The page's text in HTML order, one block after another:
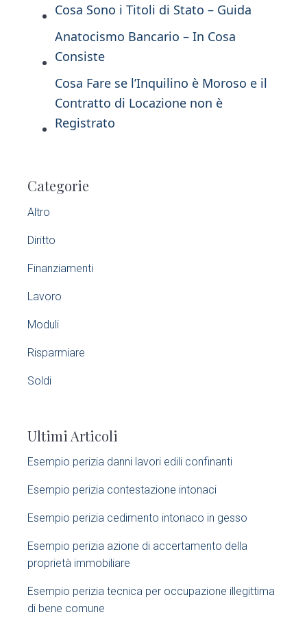
Cosa Sono i Titoli di Stato – Guida
Anatocismo Bancario – In Cosa
Consiste
Cosa Fare se l’Inquilino è Moroso e il
Contratto di Locazione non è
Registrato
m
a
S
d
e
a
Categorie
Altro
Diritto
Finanziamenti
Lavoro
Moduli
Risparmiare
Soldi
Ultimi Articoli
Esempio perizia danni lavori edili confinanti​
Esempio perizia contestazione intonaci​
Esempio perizia cedimento intonaco in gesso
Esempio perizia azione di accertamento della
proprietà immobiliare​
Esempio perizia tecnica per occupazione illegittima
di bene comune​